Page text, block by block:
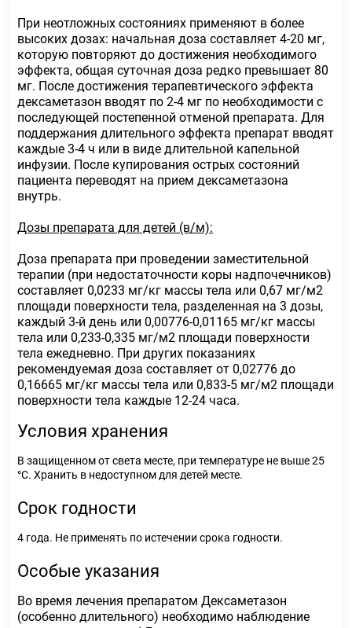
При неотложных состояниях применяют в более
высоких дозах: начальная доза составляет 4-20 мг,
которую повторяют до достижения необходимого
эффекта, общая суточная доза редко превышает 80
мг. После достижения терапевтического эффекта
дексаметазон вводят по 2-4 мг по необходимости с
последующей постепенной отменой препарата. Для
поддержания длительного эффекта препарат вводят
каждые 3-4 ч или в виде длительной капельной
инфузии. После купирования острых состояний
пациента переводят на прием дексаметазона
внутрь.
Дозы препарата для детей (в/м):
Доза препарата при проведении заместительной
терапии (при недостаточности коры надпочечников)
составляет 0,0233 мг/кг массы тела или 0,67 мг/м2
площади поверхности тела, разделенная на 3 дозы,
каждый 3-й день или 0,00776-0,01165 мг/кг массы
тела или 0,233-0,335 мг/м2 площади поверхности
тела ежедневно. При других показаниях
рекомендуемая доза составляет от 0,02776 до
0,16665 мг/кг массы тела или 0,833-5 мг/м2 площади
поверхности тела каждые 12-24 часа.
Условия хранения
В защищенном от света месте, при температуре не выше 25
°С. Хранить в недоступном для детей месте.
Срок годности
4 года. Не применять по истечении срока годности.
Особые указания
Во время лечения препаратом Дексаметазон
(особенно длительного) необходимо наблюдение